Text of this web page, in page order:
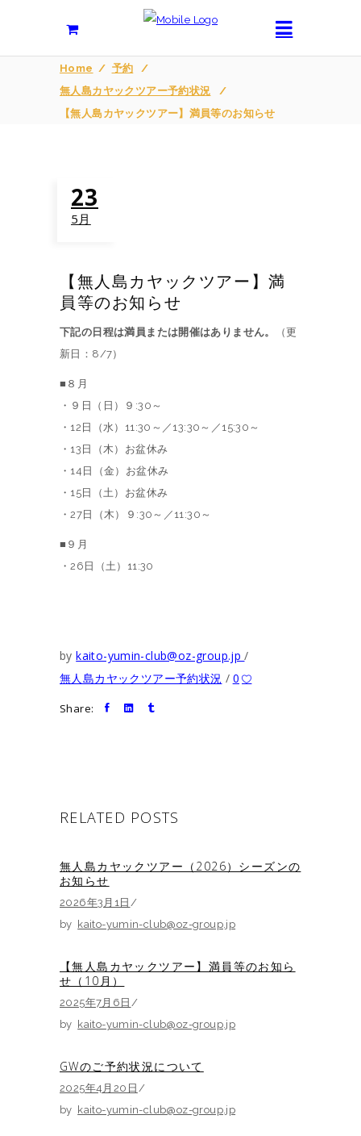
Home / 予約
/
無人島カヤックツアー予約状況
/
【無人島カヤックツアー】満員等のお知らせ
23
5月
【無人島カヤックツアー】満
員等のお知らせ
下記の日程は満員または開催はありません。
（更
新日：8/7）
■８月
・９日（日）９:30～
・12日（水）11:30～／13:30～／15:30～
・13日（木）お盆休み
・14日（金）お盆休み
・15日（土）お盆休み
・27日（木）９:30～／11:30～
■９月
・26日（土）11:30
bykaito-yumin-club@oz-group.jp
無人島カヤックツアー予約状況
0
Share:
RELATED POSTS
無人島カヤックツアー（2026）シーズンの
お知らせ
2026年3月1日
by kaito-yumin-club@oz-group.jp
【無人島カヤックツアー】満員等のお知ら
せ（10月）
2025年7月6日
by kaito-yumin-club@oz-group.jp
GWのご予約状況について
2025年4月20日
by kaito-yumin-club@oz-group.jp